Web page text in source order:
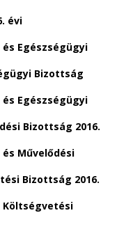
évi
és Egészségügyi
Bizottság
és Egészségügyi
Bizottság 2016.
és Művelődési
Bizottság 2016.
Költségvetési